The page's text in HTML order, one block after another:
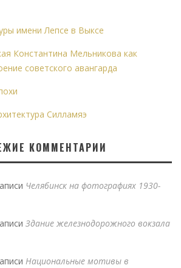
имени Лепсе в Выксе
Константина Мельникова как
советского авангарда
Силламяэ
КОММЕНТАРИИ
Челябинск на фотографиях 1930-
Здание железнодорожного вокзала
Национальные мотивы в